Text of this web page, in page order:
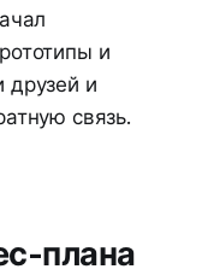
и
друзей и
связь.
плана